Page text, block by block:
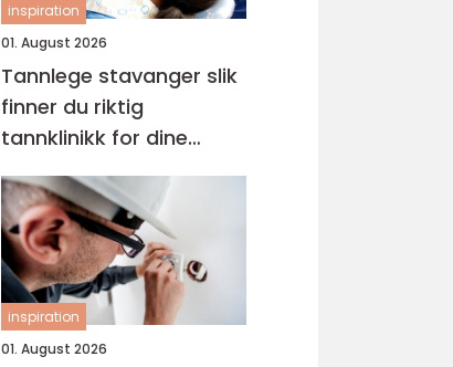
inspiration
01. August 2026
Tannlege stavanger slik
finner du riktig
tannklinikk for dine
behov
inspiration
01. August 2026